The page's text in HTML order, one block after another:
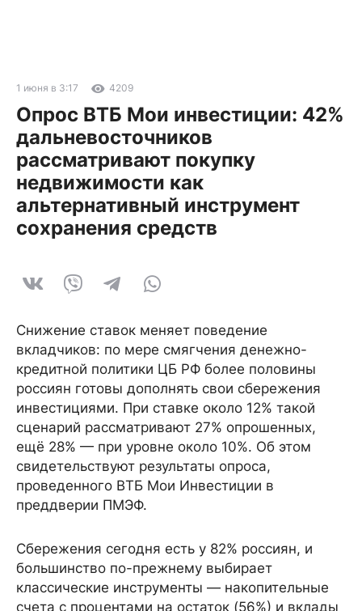
1 июня в 3:17 4209
Опрос ВТБ Мои инвестиции: 42%
дальневосточников
рассматривают покупку
недвижимости как
альтернативный инструмент
сохранения средств
Снижение ставок меняет поведение
вкладчиков: по мере смягчения денежно-
кредитной политики ЦБ РФ более половины
россиян готовы дополнять свои сбережения
инвестициями. При ставке около 12% такой
сценарий рассматривают 27% опрошенных,
ещё 28% — при уровне около 10%. Об этом
свидетельствуют результаты опроса,
проведенного ВТБ Мои Инвестиции в
преддверии ПМЭФ.
Сбережения сегодня есть у 82% россиян, и
большинство по-прежнему выбирает
классические инструменты — накопительные
счета с процентами на остаток (56%) и вклады